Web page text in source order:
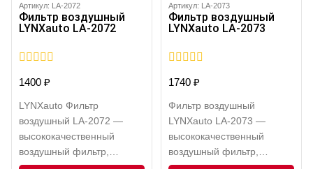
выполнен в форме
фильтр-патрона. Его
характеризуется высокой
долговечностью благодаря
Артикул: LA-2072
Фильтр воздушный
LYNXauto LA-2072
out
5
1400 ₽
LYNXauto Фильтр
воздушный LA-2072 —
высококачественный
воздушный фильтр,
Артикул: LA-2073
Фильтр воздушный
LYNXauto LA-2073
out
5
1740 ₽
Фильтр воздушный
LYNXauto LA-2073 —
высококачественный
воздушный фильтр,